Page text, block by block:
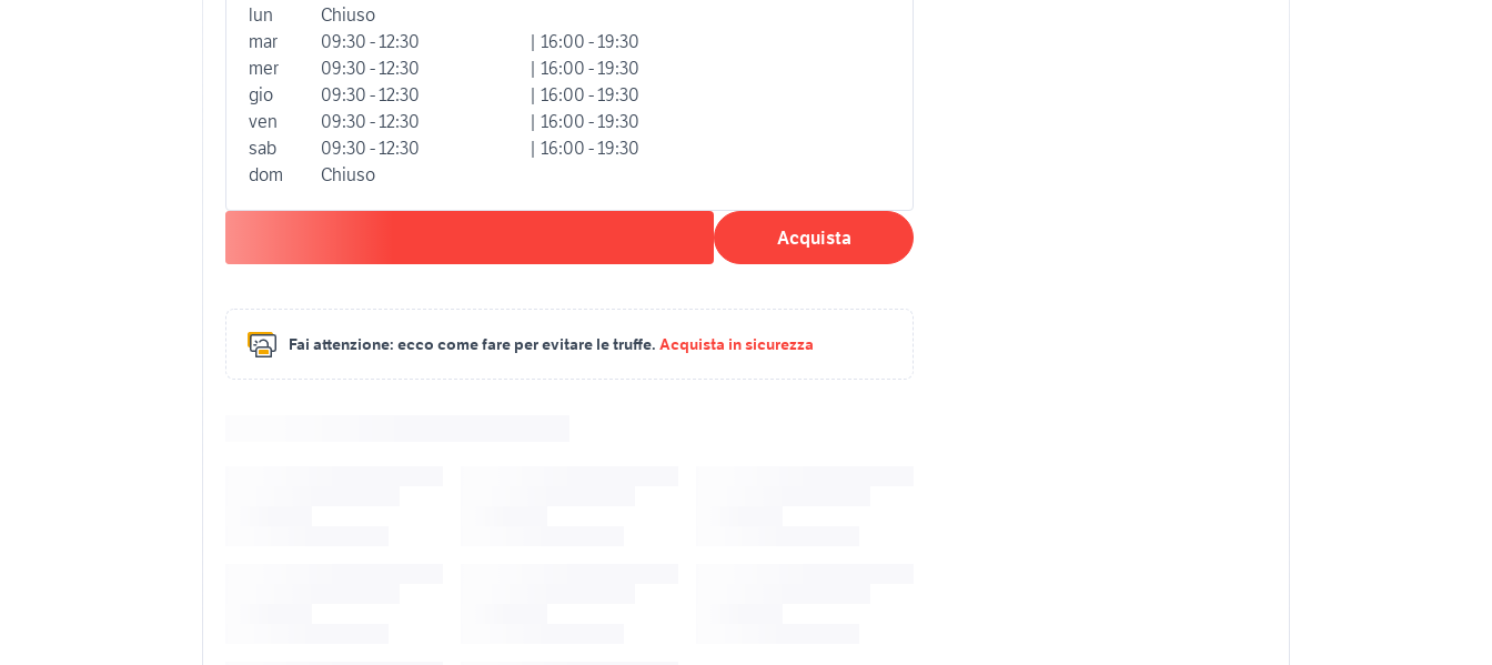
lun
Chiuso
mar
09:30 - 12:30
| 16:00 - 19:30
mer
09:30 - 12:30
| 16:00 - 19:30
gio
09:30 - 12:30
| 16:00 - 19:30
ven
09:30 - 12:30
| 16:00 - 19:30
sab
09:30 - 12:30
| 16:00 - 19:30
dom
Chiuso
Acquista
Fai attenzione: ecco come fare per evitare le truffe. Acquista in sicurezza